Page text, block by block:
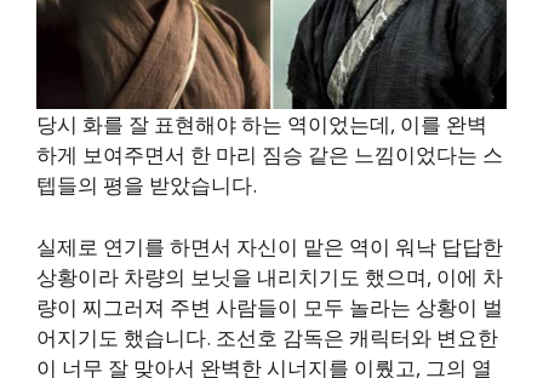
당시 화를 잘 표현해야 하는 역이었는데, 이를 완벽
하게 보여주면서 한 마리 짐승 같은 느낌이었다는 스
텝들의 평을 받았습니다.
실제로 연기를 하면서 자신이 맡은 역이 워낙 답답한
상황이라 차량의 보닛을 내리치기도 했으며, 이에 차
량이 찌그러져 주변 사람들이 모두 놀라는 상황이 벌
어지기도 했습니다. 조선호 감독은 캐릭터와 변요한
이 너무 잘 맞아서 완벽한 시너지를 이뤘고, 그의 열